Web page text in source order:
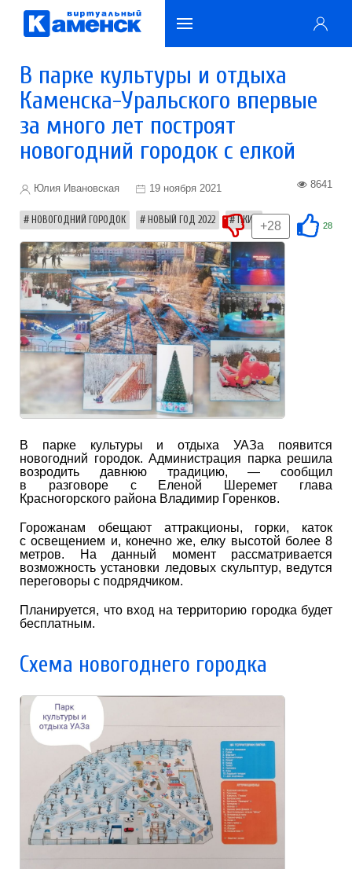
В парке культуры и отдыха
Каменска-Уральского впервые
за много лет построят
новогодний городок с елкой
Юлия Ивановская 19 ноября 2021 8641
НОВОГОДНИЙ ГОРОДОК НОВЫЙ ГОД 2022 ПКИО 28
+28
В парке культуры и отдыха УАЗа появится
новогодний городок. Администрация парка решила
возродить давнюю традицию, — сообщил
в разговоре с Еленой Шеремет глава
Красногорского района Владимир Горенков.
Горожанам обещают аттракционы, горки, каток
с освещением и, конечно же, елку высотой более 8
метров. На данный момент рассматривается
возможность установки ледовых скульптур, ведутся
переговоры с подрядчиком.
Планируется, что вход на территорию городка будет
бесплатным.
Схема новогоднего городка